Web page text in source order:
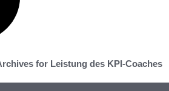
for Leistung des KPI-Coaches